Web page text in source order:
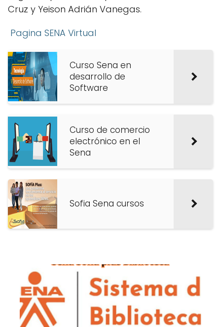
Cruz y Yeison Adrián Vanegas.
Pagina SENA Virtual
Curso Sena en
desarrollo de
Software
Curso de comercio
electrónico en el
Sena
Sofia Sena cursos